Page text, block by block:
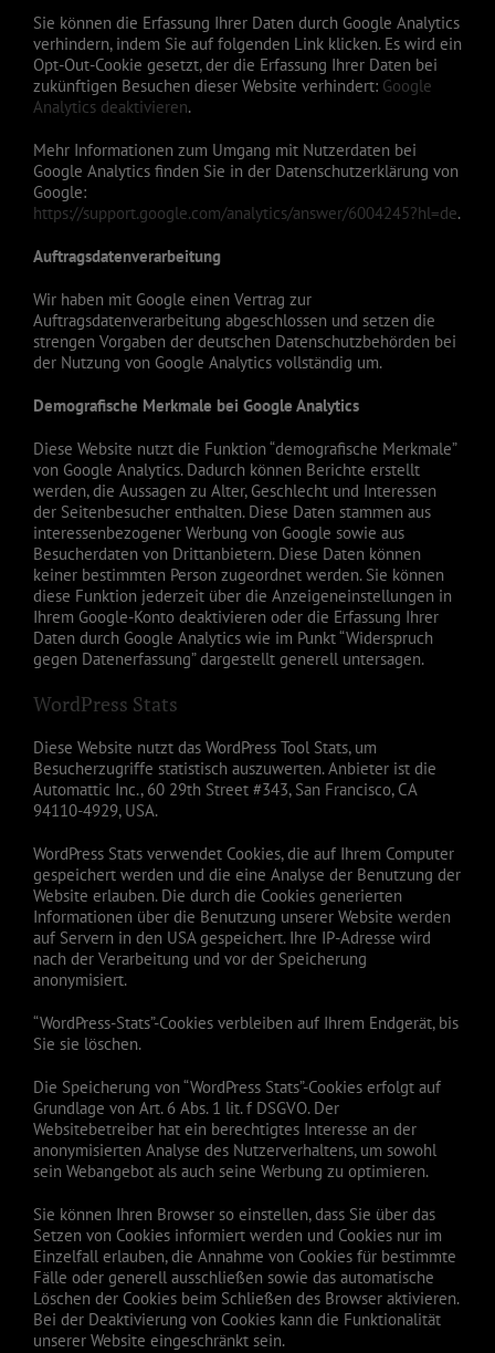
Sie können die Erfassung Ihrer Daten durch Google Analytics
verhindern, indem Sie auf folgenden Link klicken. Es wird ein
Opt-Out-Cookie gesetzt, der die Erfassung Ihrer Daten bei
zukünftigen Besuchen dieser Website verhindert: Google
Analytics deaktivieren.
Mehr Informationen zum Umgang mit Nutzerdaten bei
Google Analytics finden Sie in der Datenschutzerklärung von
Google:
https://support.google.com/analytics/answer/6004245?hl=de.
Auftragsdatenverarbeitung
Wir haben mit Google einen Vertrag zur
Auftragsdatenverarbeitung abgeschlossen und setzen die
strengen Vorgaben der deutschen Datenschutzbehörden bei
der Nutzung von Google Analytics vollständig um.
Demografische Merkmale bei Google Analytics
Diese Website nutzt die Funktion “demografische Merkmale”
von Google Analytics. Dadurch können Berichte erstellt
werden, die Aussagen zu Alter, Geschlecht und Interessen
der Seitenbesucher enthalten. Diese Daten stammen aus
interessenbezogener Werbung von Google sowie aus
Besucherdaten von Drittanbietern. Diese Daten können
keiner bestimmten Person zugeordnet werden. Sie können
diese Funktion jederzeit über die Anzeigeneinstellungen in
Ihrem Google-Konto deaktivieren oder die Erfassung Ihrer
Daten durch Google Analytics wie im Punkt “Widerspruch
gegen Datenerfassung” dargestellt generell untersagen.
WordPress Stats
Diese Website nutzt das WordPress Tool Stats, um
Besucherzugriffe statistisch auszuwerten. Anbieter ist die
Automattic Inc., 60 29th Street #343, San Francisco, CA
94110-4929, USA.
WordPress Stats verwendet Cookies, die auf Ihrem Computer
gespeichert werden und die eine Analyse der Benutzung der
Website erlauben. Die durch die Cookies generierten
Informationen über die Benutzung unserer Website werden
auf Servern in den USA gespeichert. Ihre IP-Adresse wird
nach der Verarbeitung und vor der Speicherung
anonymisiert.
“WordPress-Stats”-Cookies verbleiben auf Ihrem Endgerät, bis
Sie sie löschen.
Die Speicherung von “WordPress Stats”-Cookies erfolgt auf
Grundlage von Art. 6 Abs. 1 lit. f DSGVO. Der
Websitebetreiber hat ein berechtigtes Interesse an der
anonymisierten Analyse des Nutzerverhaltens, um sowohl
sein Webangebot als auch seine Werbung zu optimieren.
Sie können Ihren Browser so einstellen, dass Sie über das
Setzen von Cookies informiert werden und Cookies nur im
Einzelfall erlauben, die Annahme von Cookies für bestimmte
Fälle oder generell ausschließen sowie das automatische
Löschen der Cookies beim Schließen des Browser aktivieren.
Bei der Deaktivierung von Cookies kann die Funktionalität
unserer Website eingeschränkt sein.